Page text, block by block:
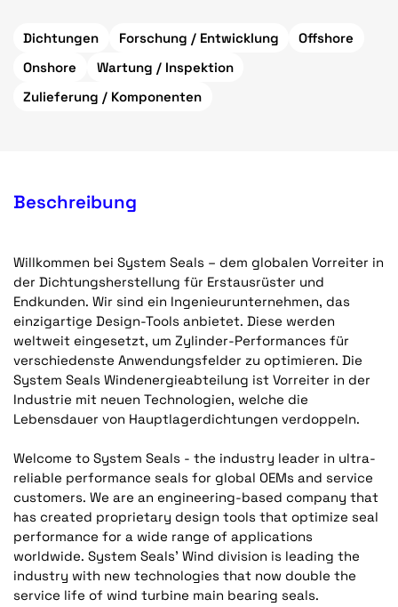
Dichtungen Forschung / Entwicklung
Offshore
Onshore
Wartung / Inspektion
Zulieferung / Komponenten
Beschreibung
Willkommen bei System Seals – dem globalen Vorreiter in
der Dichtungsherstellung für Erstausrüster und
Endkunden. Wir sind ein Ingenieurunternehmen, das
einzigartige Design-Tools anbietet. Diese werden
weltweit eingesetzt, um Zylinder-Performances für
verschiedenste Anwendungsfelder zu optimieren. Die
System Seals Windenergieabteilung ist Vorreiter in der
Industrie mit neuen Technologien, welche die
Lebensdauer von Hauptlagerdichtungen verdoppeln.
Welcome to System Seals - the industry leader in ultra-
reliable performance seals for global OEMs and service
customers. We are an engineering-based company that
has created proprietary design tools that optimize seal
performance for a wide range of applications
worldwide. System Seals’ Wind division is leading the
industry with new technologies that now double the
service life of wind turbine main bearing seals.